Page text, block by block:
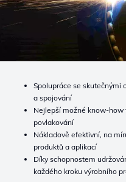
Spolupráce se skutečnými
a spojování
Nejlepší možné know-how
povlakování
Nákladově efektivní, na
produktů a aplikací
Díky schopnostem
každého kroku výrobního